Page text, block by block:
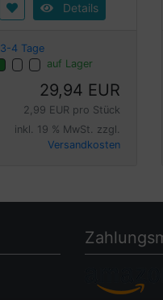
Details
3-4 Tage
auf Lager
29,94 EUR
2,99 EUR pro Stück
inkl. 19 % MwSt. zzgl.
Versandkosten